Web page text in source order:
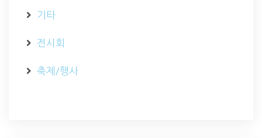
기타
전시회
축제/행사